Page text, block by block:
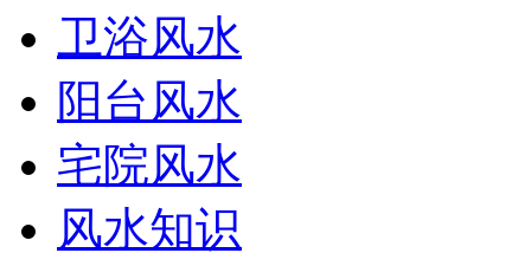
卫浴风水
阳台风水
宅院风水
风水知识